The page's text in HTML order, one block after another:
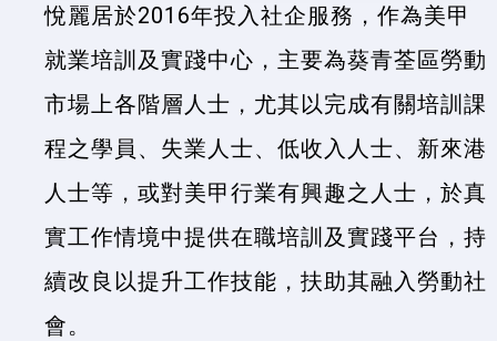
悅麗居於2016年投入社企服務，作為美甲
就業培訓及實踐中心，主要為葵青荃區勞動
市場上各階層人士，尤其以完成有關培訓課
程之學員、失業人士、低收入人士、新來港
人士等，或對美甲行業有興趣之人士，於真
實工作情境中提供在職培訓及實踐平台，持
續改良以提升工作技能，扶助其融入勞動社
會。